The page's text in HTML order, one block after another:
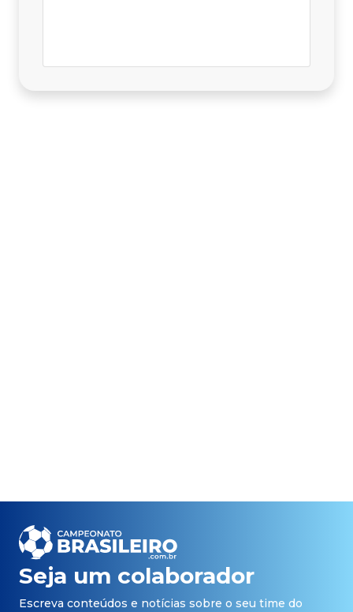
Seja um colaborador
Escreva conteúdos e notícias sobre o seu time do